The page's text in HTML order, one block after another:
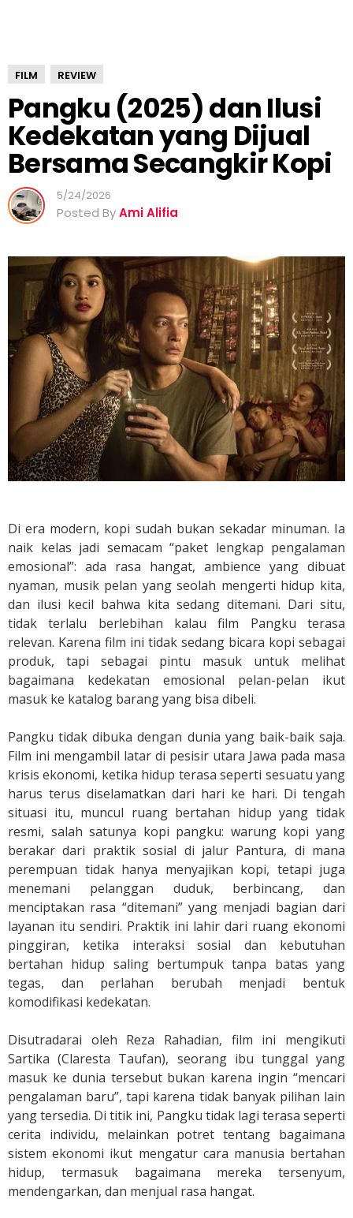
e
k
a
t
a
n
n
g
i
j
u
a
l
B
e
r
s
a
m
a
S
e
n
g
i
r
K
p
i
FILM REVIEW
Pangku (2025) dan Ilusi
Kedekatan yang Dijual
Bersama Secangkir Kopi
5/24/2026
Posted ByAmi Alifia
Di era modern, kopi sudah bukan sekadar minuman. Ia
naik kelas jadi semacam “paket lengkap pengalaman
emosional”: ada rasa hangat, ambience yang dibuat
nyaman, musik pelan yang seolah mengerti hidup kita,
dan ilusi kecil bahwa kita sedang ditemani. Dari situ,
tidak terlalu berlebihan kalau film Pangku terasa
relevan. Karena film ini tidak sedang bicara kopi sebagai
produk, tapi sebagai pintu masuk untuk melihat
bagaimana kedekatan emosional pelan-pelan ikut
masuk ke katalog barang yang bisa dibeli.
Pangku tidak dibuka dengan dunia yang baik-baik saja.
Film ini mengambil latar di pesisir utara Jawa pada masa
krisis ekonomi, ketika hidup terasa seperti sesuatu yang
harus terus diselamatkan dari hari ke hari. Di tengah
situasi itu, muncul ruang bertahan hidup yang tidak
resmi, salah satunya kopi pangku: warung kopi yang
berakar dari praktik sosial di jalur Pantura, di mana
perempuan tidak hanya menyajikan kopi, tetapi juga
menemani pelanggan duduk, berbincang, dan
menciptakan rasa “ditemani” yang menjadi bagian dari
layanan itu sendiri. Praktik ini lahir dari ruang ekonomi
pinggiran, ketika interaksi sosial dan kebutuhan
bertahan hidup saling bertumpuk tanpa batas yang
tegas, dan perlahan berubah menjadi bentuk
komodifikasi kedekatan.
Disutradarai oleh Reza Rahadian, film ini mengikuti
Sartika (Claresta Taufan), seorang ibu tunggal yang
masuk ke dunia tersebut bukan karena ingin “mencari
pengalaman baru”, tapi karena tidak banyak pilihan lain
yang tersedia. Di titik ini, Pangku tidak lagi terasa seperti
cerita individu, melainkan potret tentang bagaimana
sistem ekonomi ikut mengatur cara manusia bertahan
hidup, termasuk bagaimana mereka tersenyum,
mendengarkan, dan menjual rasa hangat.